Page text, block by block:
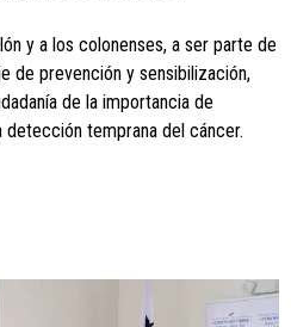
y a los colonenses, a ser parte de
de prevención y sensibilización,
de la importancia de
temprana del cáncer.